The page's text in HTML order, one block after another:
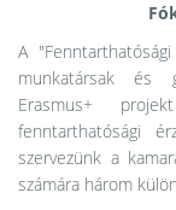
A
munkatársak és
Erasmus+
fenntarthatósági
szervezünk a
számára három